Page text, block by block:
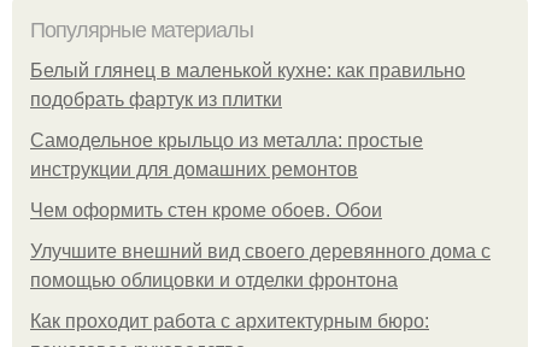
Популярные материалы
Белый глянец в маленькой кухне: как правильно
подобрать фартук из плитки
Самодельное крыльцо из металла: простые
инструкции для домашних ремонтов
Чем оформить стен кроме обоев. Обои
Улучшите внешний вид своего деревянного дома с
помощью облицовки и отделки фронтона
Как проходит работа с архитектурным бюро: